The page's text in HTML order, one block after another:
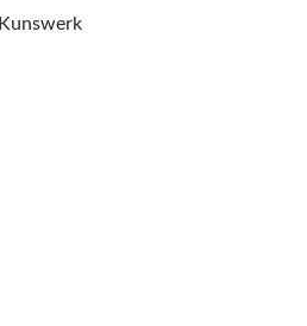
Kunswerk